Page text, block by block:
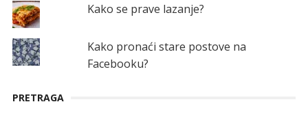
Kako se prave lazanje?
Kako pronaći stare postove na
Facebooku?
PRETRAGA